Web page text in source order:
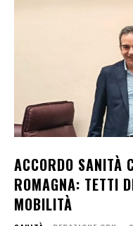
ACCORDO SANITÀ
ROMAGNA: TETTI
MOBILITÀ